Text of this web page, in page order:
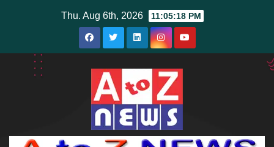
Thu. Aug 6th, 2026 11:05:19 PM